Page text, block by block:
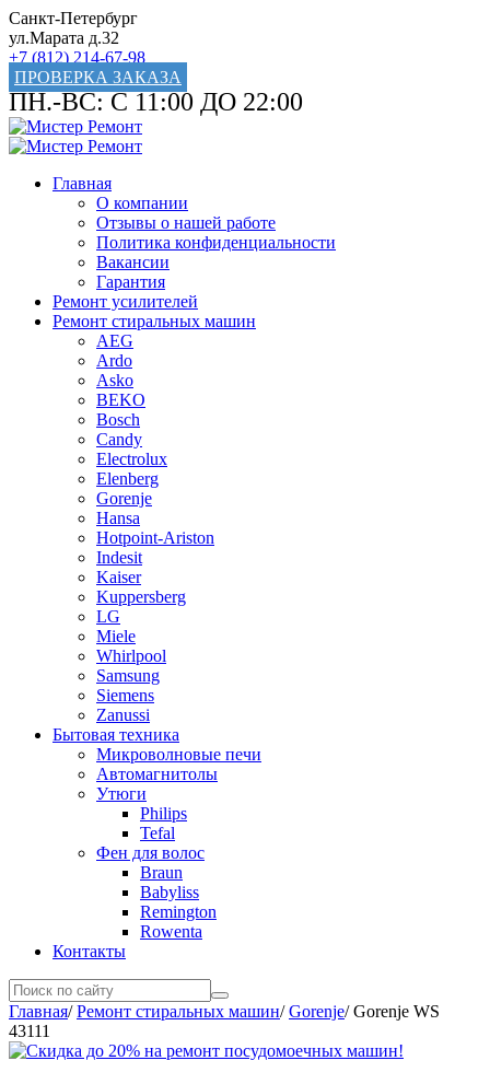
Санкт-Петербург
ул.Марата д.32
+7 (812) 214-67-98
ПРОВЕРКА ЗАКАЗА
ПН.-ВС: С 11:00 ДО 22:00
Главная
О компании
Отзывы о нашей работе
Политика конфиденциальности
Вакансии
Гарантия
Ремонт усилителей
Ремонт стиральных машин
AEG
Ardo
Asko
BEKO
Bosch
Candy
Electrolux
Elenberg
Gorenje
Hansa
Hotpoint-Ariston
Indesit
Kaiser
Kuppersberg
LG
Miele
Whirlpool
Samsung
Siemens
Zanussi
Бытовая техника
Микроволновые печи
Автомагнитолы
Утюги
Philips
Tefal
Фен для волос
Braun
Babyliss
Remington
Rowenta
Контакты
Главная/Ремонт стиральных машин/Gorenje/Gorenje WS
43111